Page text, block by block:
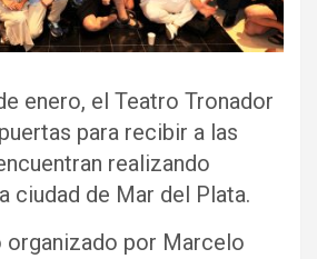
enero, el Teatro Tronador
para recibir a las
realizando
ciudad de Mar del Plata.
organizado por Marcelo